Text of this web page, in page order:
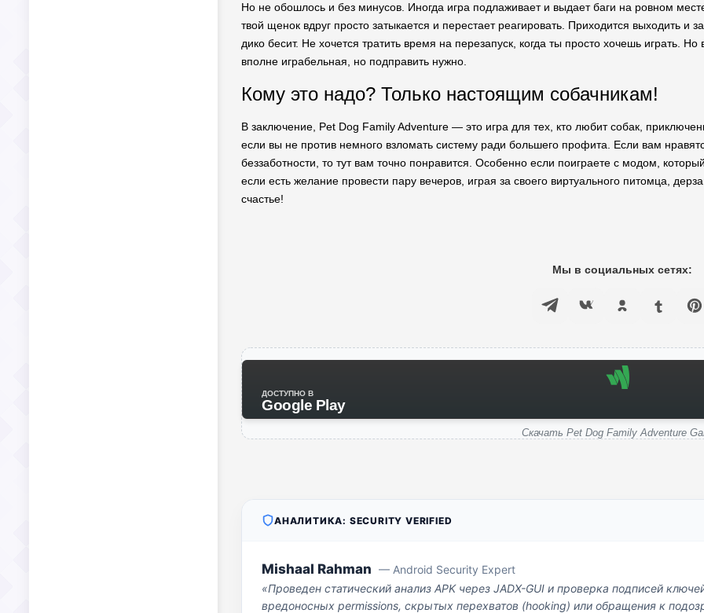
Но не обошлось и без минусов. Иногда игра подлаживает и выдает баги на ровном
твой щенок вдруг просто затыкается и перестает реагировать. Приходится выходить и
дико бесит. Не хочется тратить время на перезапуск, когда ты просто хочешь играть.
вполне играбельная, но подправить нужно.
Кому это надо? Только настоящим собачникам!
В заключение, Pet Dog Family Adventure — это игра для тех, кто любит собак,
если вы не против немного взломать систему ради большего профита. Если вам
беззаботности, то тут вам точно понравится. Особенно если поиграете с модом,
если есть желание провести пару вечеров, играя за своего виртуального питомца,
счастье!
Мы в социальных сетях:
ДОСТУПНО В
Google Play
Скачать Pet Dog Family Adventure
АНАЛИТИКА: SECURITY VERIFIED
Mishaal Rahman — Android Security Expert
«Проведен статический анализ APK через JADX-GUI и проверка подписей
вредоносных permissions, скрытых перехватов (hooking) или обращения к